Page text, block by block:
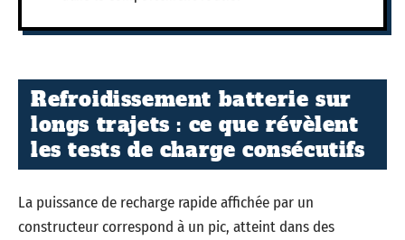
Refroidissement batterie sur
longs trajets : ce que révèlent
les tests de charge consécutifs
La puissance de recharge rapide affichée par un
constructeur correspond à un pic, atteint dans des